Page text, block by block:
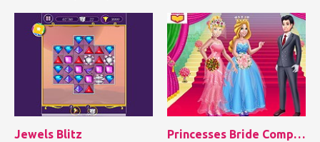
joueurs en essa...
Jewels Blitz Princesses Bride Competition